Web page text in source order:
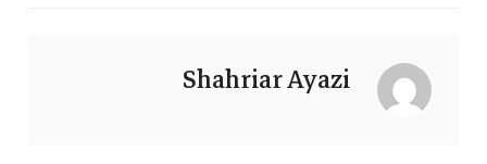
Shahriar Ayazi